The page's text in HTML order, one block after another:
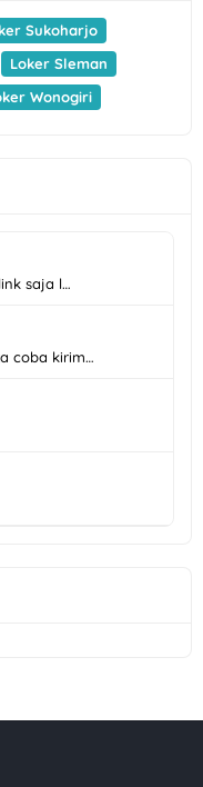
Sukoharjo
Loker Sleman
Wonogiri
saja l…
coba kirim…